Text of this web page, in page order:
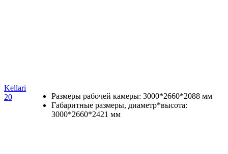
Kellari
20
Размеры рабочей камеры: 3000*2660*2088 мм
Габаритные размеры, диаметр*высота:
3000*2660*2421 мм